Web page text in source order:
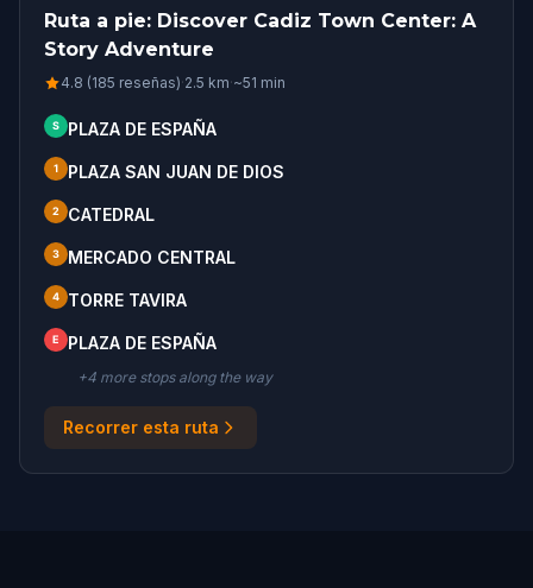
Ruta a pie: Discover Cadiz Town Center: A
Story Adventure
4.8 (185 reseñas)·2.5 km·~51 min
S PLAZA DE ESPAÑA
1 PLAZA SAN JUAN DE DIOS
2 CATEDRAL
3 MERCADO CENTRAL
4 TORRE TAVIRA
E PLAZA DE ESPAÑA
+4 more stopsalong the way
Recorrer esta ruta